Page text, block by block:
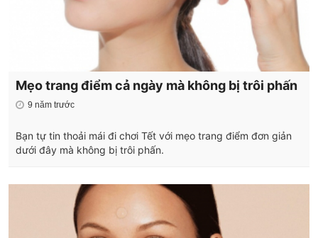
Mẹo trang điểm cả ngày mà không bị trôi phấn
9 năm trước
Bạn tự tin thoải mái đi chơi Tết với mẹo trang điểm đơn giản
dưới đây mà không bị trôi phấn.